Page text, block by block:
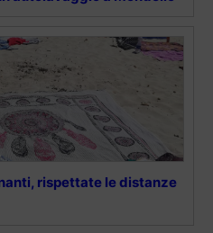
rispettate le distanze